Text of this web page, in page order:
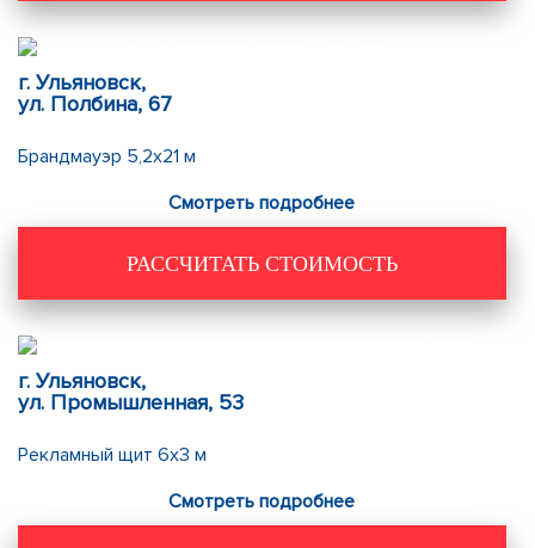
г. Ульяновск,
ул. Полбина, 67
Брандмауэр 5,2х21 м
Смотреть подробнее
РАССЧИТАТЬ СТОИМОСТЬ
г. Ульяновск,
ул. Промышленная, 53
Рекламный щит 6х3 м
Смотреть подробнее